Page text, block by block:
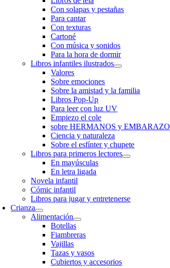
Con solapas y pestañas
Para cantar
Con texturas
Cartoné
Con música y sonidos
Para la hora de dormir
Libros infantiles ilustrados
Valores
Sobre emociones
Sobre la amistad y la familia
Libros Pop-Up
Para leer con luz UV
Empiezo el cole
sobre HERMANOS y EMBARAZO
Ciencia y naturaleza
Sobre el esfínter y chupete
Libros para primeros lectores
En mayúsculas
En letra ligada
Novela infantil
Cómic infantil
Libros para jugar y entretenerse
Crianza
Alimentación
Botellas
Fiambreras
Vajillas
Tazas y vasos
Cubiertos y accesorios